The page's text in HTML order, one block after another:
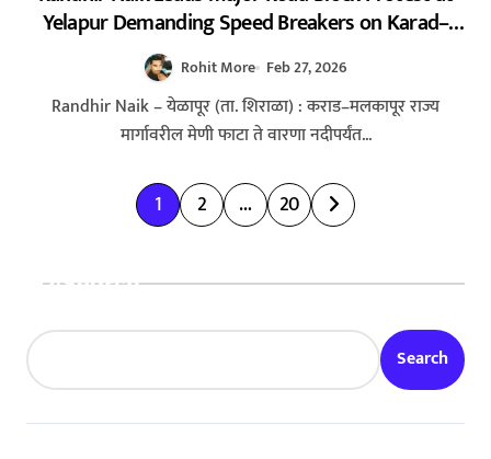
Yelapur Demanding Speed Breakers on Karad–
Malkapur Highway – येळापूर येथे रास्ता रोको आंदोलन :
रणधीर नाईक यांच्या नेतृत्वाखाली नागरिकांचा संताप
Rohit More Feb 27, 2026
Randhir Naik – येळापूर (ता. शिराळा) : कराड–मलकापूर राज्य
मार्गावरील मेणी फाटा ते वारणा नदीपर्यंत...
P
o
s
s
p
a
1 2 … 20
Search
Search